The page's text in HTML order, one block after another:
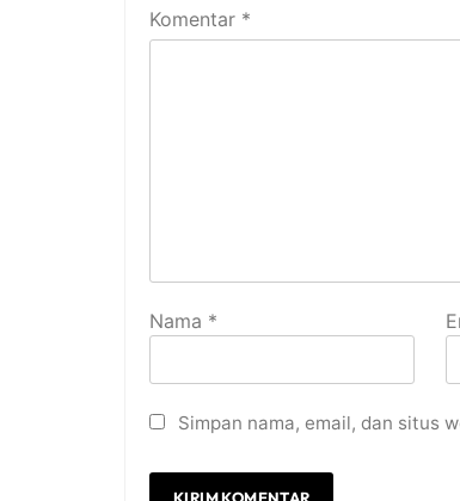
Komentar *
Nama *
Simpan nama, email, dan situs